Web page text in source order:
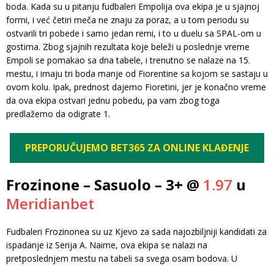
boda. Kada su u pitanju fudbaleri Empolija ova ekipa je u sjajnoj
formi, i već četiri meča ne znaju za poraz, a u tom periodu su
ostvarili tri pobede i samo jedan remi, i to u duelu sa SPAL-om u
gostima. Zbog sjajnih rezultata koje beleži u poslednje vreme
Empoli se pomakao sa dna tabele, i trenutno se nalaze na 15.
mestu, i imaju tri boda manje od Fiorentine sa kojom se sastaju u
ovom kolu. Ipak, prednost dajemo Fioretini, jer je konačno vreme
da ova ekipa ostvari jednu pobedu, pa vam zbog toga
predlažemo da odigrate 1.
PREPORUČUJEMO BET365 ZA ONLINE KLAĐENJE
Frozinone – Sasuolo – 3+ @ 1.97 u
Meridianbet
Fudbaleri Frozinonea su uz Kjevo za sada najozbiljniji kandidati za
ispadanje iz Serija A. Naime, ova ekipa se nalazi na
pretposlednjem mestu na tabeli sa svega osam bodova. U